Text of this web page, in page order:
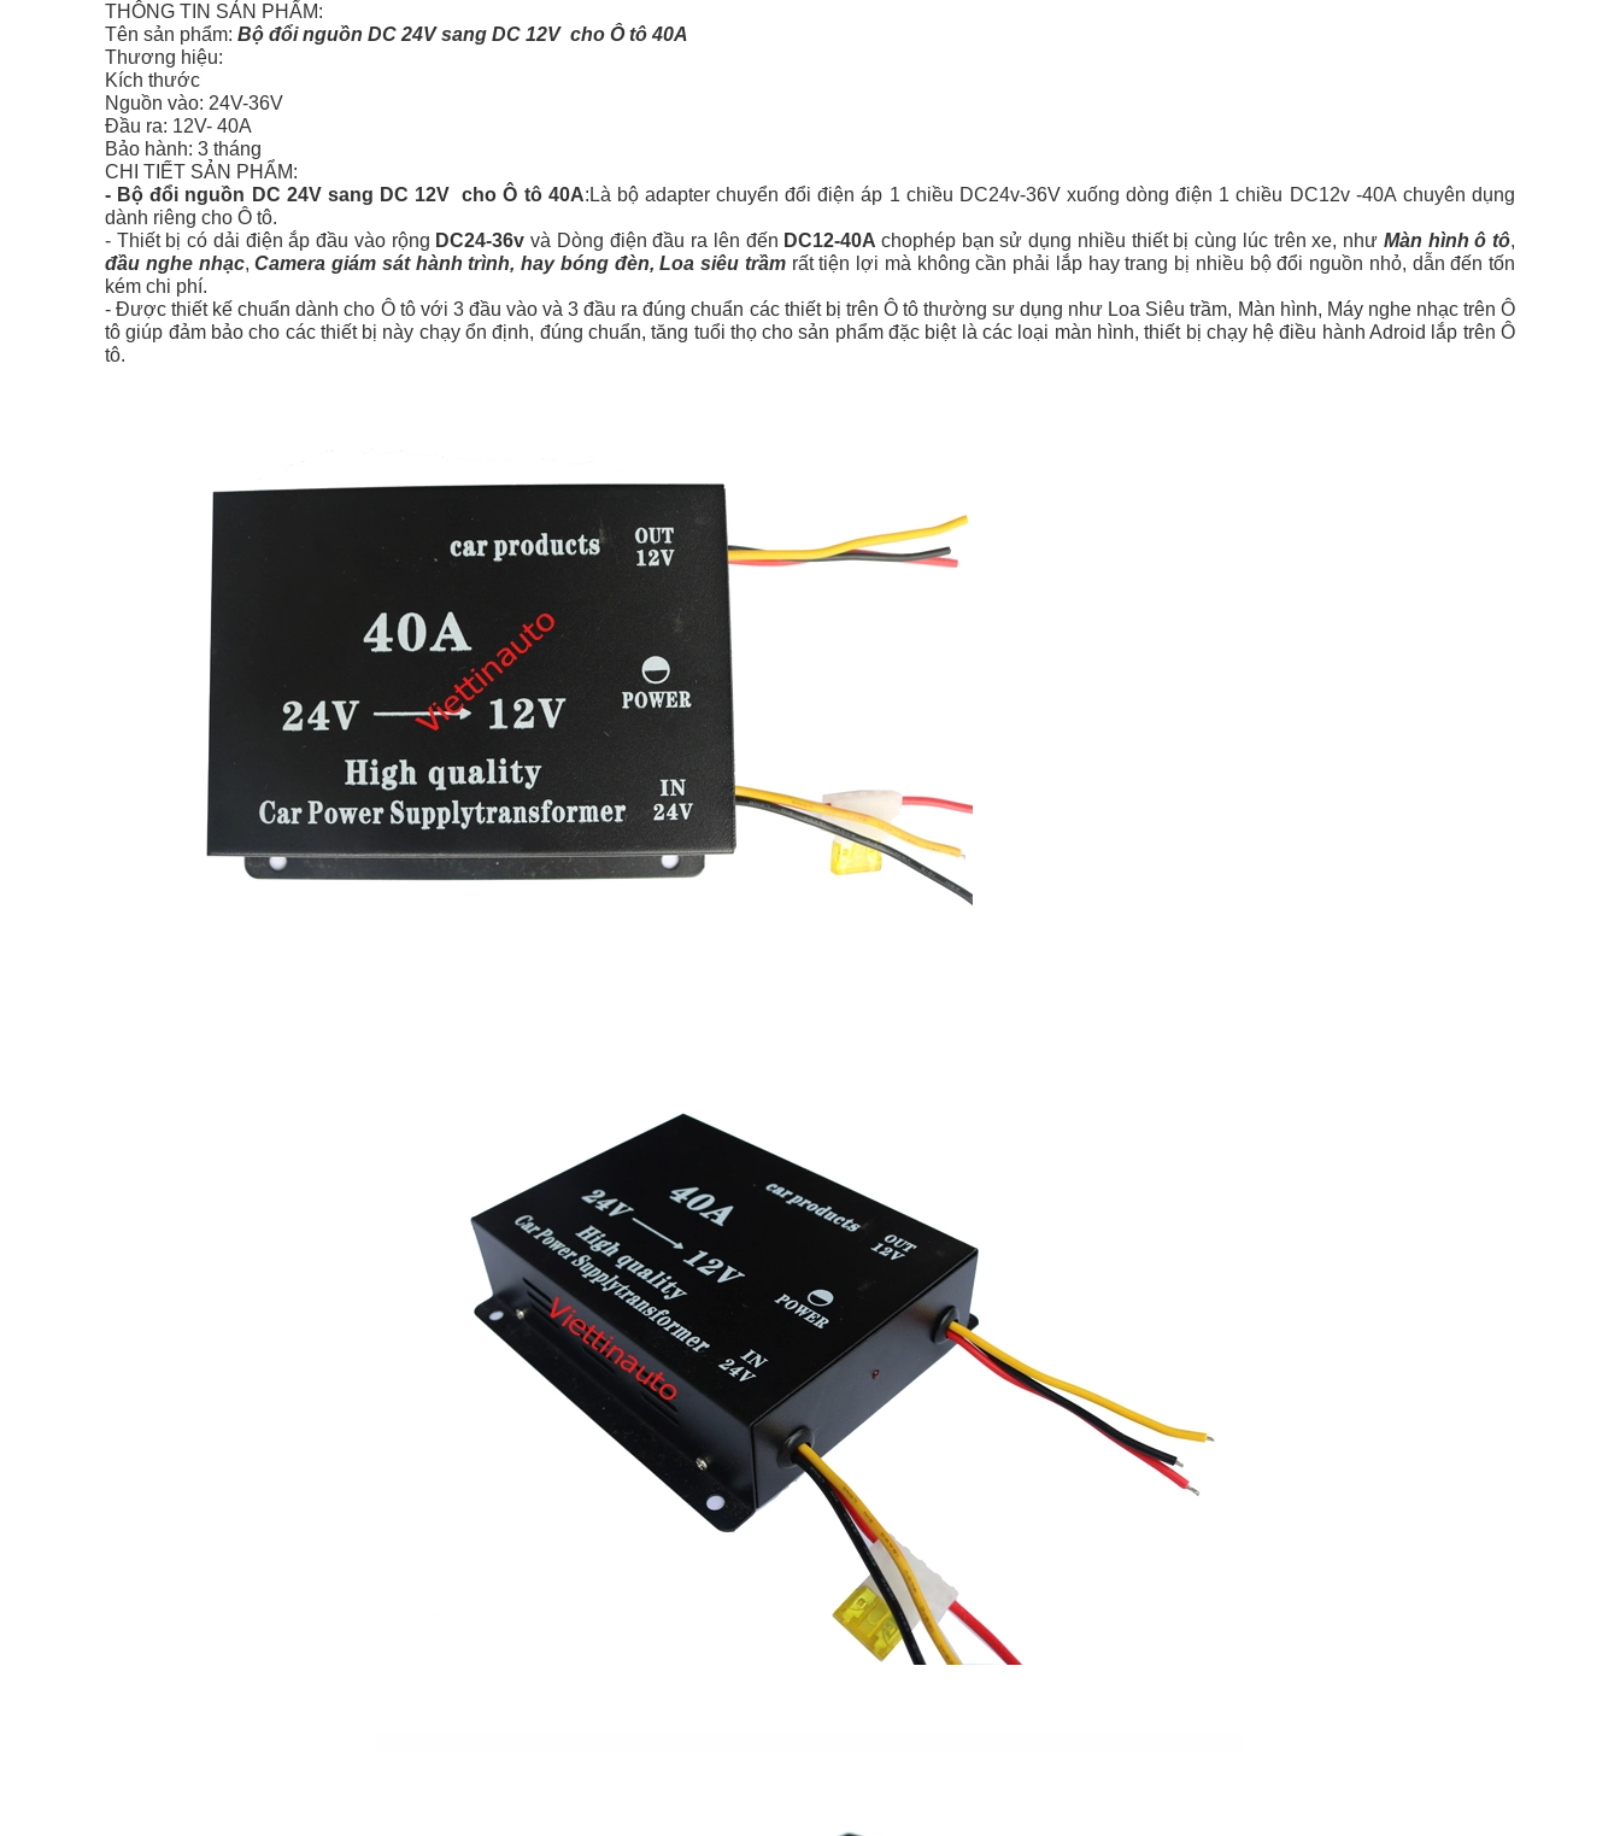
THÔNG TIN SẢN PHẨM:
Tên sản phẩm: Bộ đổi nguồn DC 24V sang DC 12V cho Ô tô 40A
Thương hiệu:
Kích thước
Nguồn vào: 24V-36V
Đầu ra: 12V- 40A
Bảo hành: 3 tháng
CHI TIẾT SẢN PHẨM:
- Bộ đổi nguồn DC 24V sang DC 12V cho Ô tô 40A:Là bộ adapter chuyển đổi điện áp 1 chiều DC24v-36V xuống dòng điện 1 chiều DC12v -40A chuyên dụng
dành riêng cho Ô tô.
- Thiết bị có dải điện ắp đầu vào rộng DC24-36v và Dòng điện đầu ra lên đến DC12-40A chophép bạn sử dụng nhiều thiết bị cùng lúc trên xe, như Màn hình ô tô,
đầu nghe nhạc,Camera giám sát hành trình, hay bóng đèn, Loa siêu trầmrất tiện lợi mà không cần phải lắp hay trang bị nhiều bộ đổi nguồn nhỏ, dẫn đến tốn
kém chi phí.
- Được thiết kế chuẩn dành cho Ô tô với 3 đầu vào và 3 đầu ra đúng chuẩn các thiết bị trên Ô tô thường sư dụng như Loa Siêu trầm, Màn hình, Máy nghe nhạc trên Ô
tô giúp đảm bảo cho các thiết bị này chạy ổn định, đúng chuẩn, tăng tuổi thọ cho sản phẩm đặc biệt là các loại màn hình, thiết bị chạy hệ điều hành Adroid lắp trên Ô
tô.